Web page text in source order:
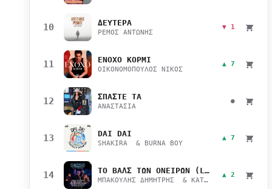
10 ΔΕΥΤΕΡΑ
ΡΕΜΟΣ ΑΝΤΩΝΗΣ
▼ 1
11 ΕΝΟΧΟ ΚΟΡΜΙ
ΟΙΚΟΝΟΜΟΠΟΥΛΟΣ ΝΙΚΟΣ
▲ 7
12 ΣΠΑΣΤΕ ΤΑ
ΑΝΑΣΤΑΣΙΑ
●
13 DAI DAI
SHAKIRA & BURNA BOY
▲ 7
14 ΤΟ ΒΑΛΣ ΤΩΝ ΟΝΕΙΡΩΝ (LIVE)
ΜΠΑΚΟΥΛΗΣ ΔΗΜΗΤΡΗΣ & ΚΑΤΣΙΜΙΧΑ ΜΑΡΙΑΝΑ
▲ 2